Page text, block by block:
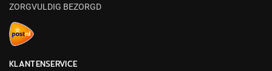
ZORGVULDIG BEZORGD
KLANTENSERVICE